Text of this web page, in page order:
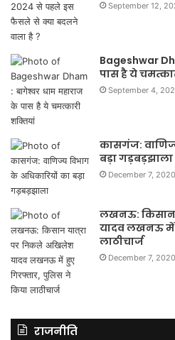
September 12,
Bageshwar
पास है ये
September 4,
कासगंज:
बड़ा गड़बड़झाला
December 7, 2020
लखनऊ: किसान
यादव लखनऊ में
लाठीचार्ज
December 7, 2020
राजनीति